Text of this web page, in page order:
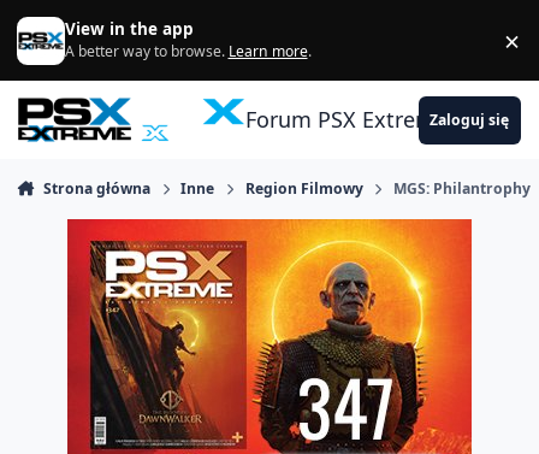
Skocz do zawartości
View in the app
A better way to browse. Learn more. ×
Forum PSX ExtremeZaloguj się
Strona główna Inne Region Filmowy MGS: Philantrophy